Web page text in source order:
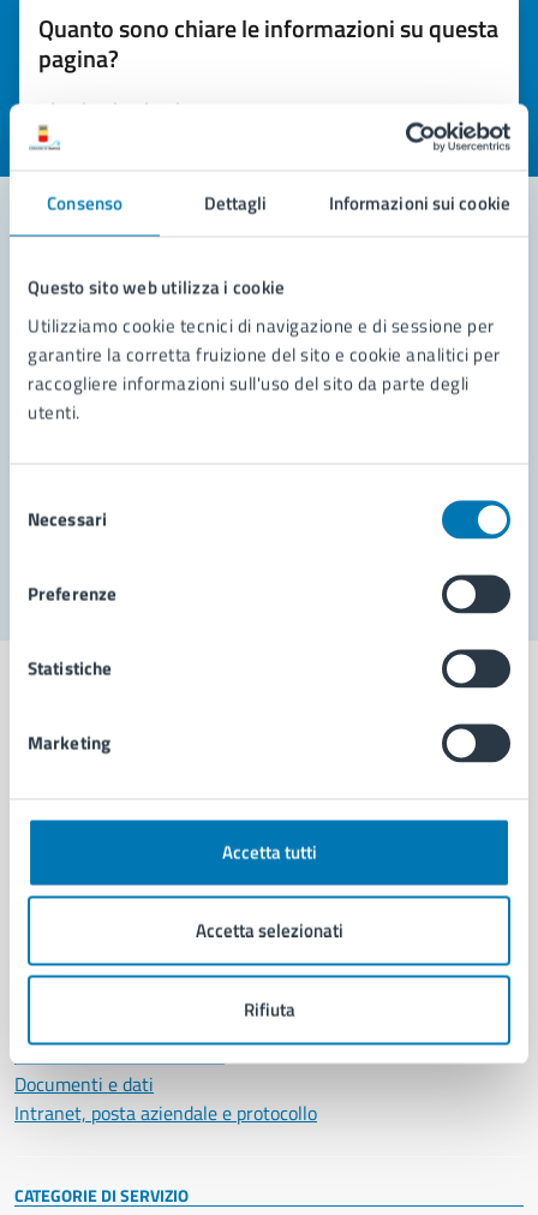
Consenso Dettagli Informazioni sui cookie
Questo sito web utilizza i cookie
Utilizziamo cookie tecnici di navigazione e di sessione per
garantire la corretta fruizione del sito e cookie analitici per
raccogliere informazioni sull'uso del sito da parte degli
utenti.
delNecessari
Preferenze
Statistiche
Marketing
Accetta tutti
Accetta selezionati
Rifiuta
Quanto sono chiare le informazioni su questa
pagina?
Valuta la chiarezza delle informazioni (da 1 a 5 stelle)
Seleziona il numero di stelle per valutare la chiarezza delle
Valuta 1 stelle su 5
Contatta il comune
Leggi le domande frequenti
Richiedi assistenza
Aree amministrative
Uffici
Personale amministrativo
Documenti e dati
Intranet, posta aziendale e protocollo
CATEGORIE DI SERVIZIO